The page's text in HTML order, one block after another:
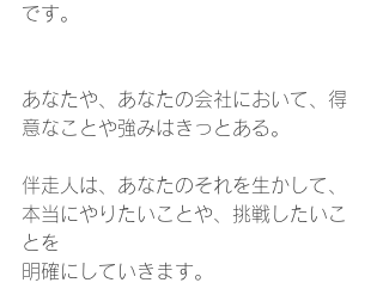
です。
あなたや、あなたの会社において、得
意なことや強みはきっとある。
伴走人は、あなたのそれを生かして、
本当にやりたいことや、挑戦したいこ
とを
明確にしていきます。